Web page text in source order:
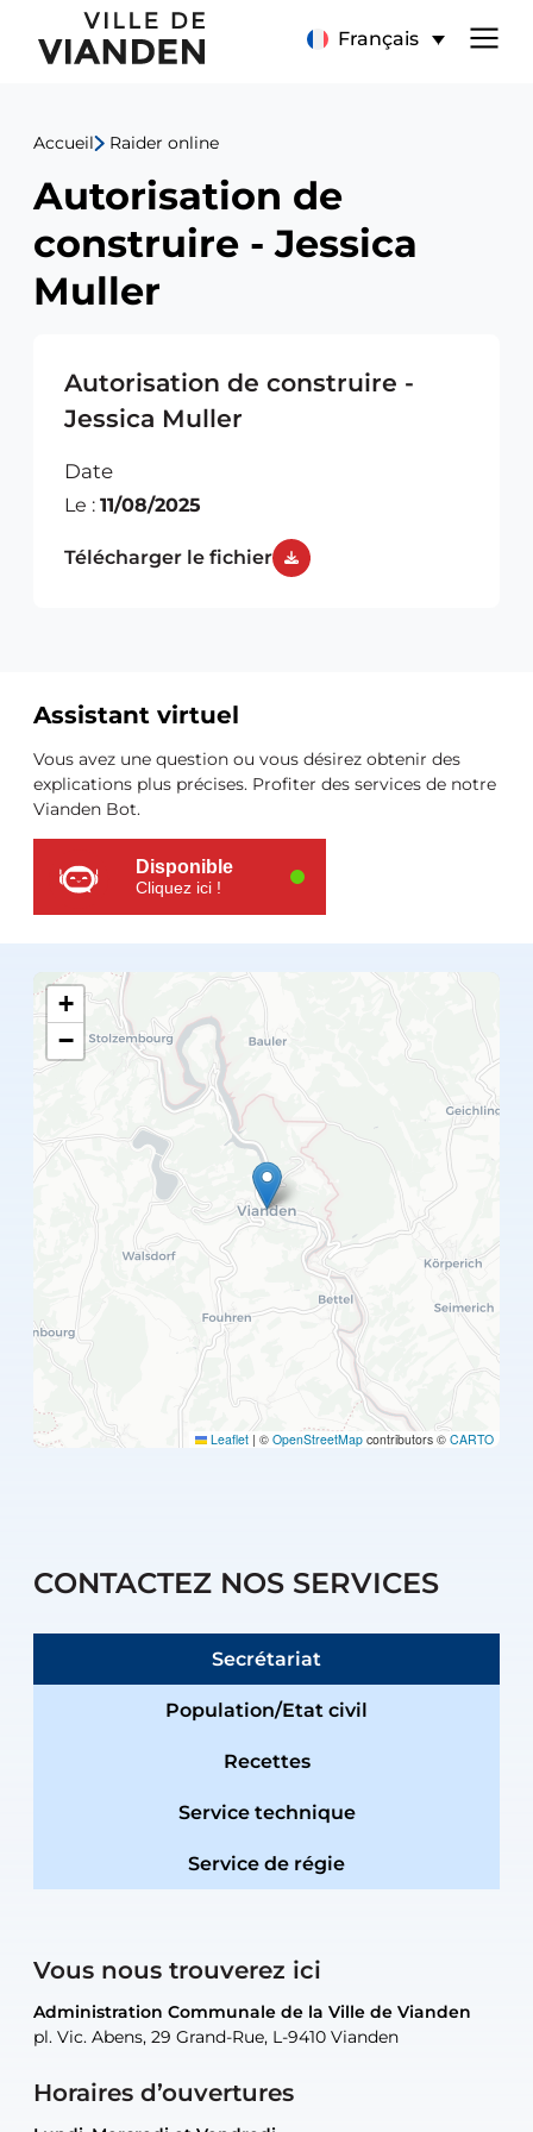
Autorisation
de
construire
Jessica
Muller
Français
Menu
navigation
principal
Accueil Raider online
Autorisation de
construire - Jessica
Muller
Autorisation de construire -
Jessica Muller
Date
Le : 11/08/2025
Télécharger le fichier
Ressources
supplémentaires
Assistant virtuel
Vous avez une question ou vous désirez obtenir des
explications plus précises. Profiter des services de notre
Vianden Bot.
Disponible
Cliquez ici !
+
−
Leaflet | © OpenStreetMap contributors © CARTO
CONTACTEZ NOS SERVICES
Secrétariat
Population/Etat civil
Recettes
Service technique
Service de régie
Vous nous trouverez ici
Administration Communale de la Ville de Vianden
pl. Vic. Abens, 29 Grand-Rue, L-9410 Vianden
Horaires d’ouvertures
Administration Communale de la Ville de Vianden
pl. Vic. Abens, 29 Grand-Rue, L-9410 Vianden
Administration Communale de la Ville de Vianden
pl. Vic. Abens, 29 Grand-Rue, L-9410 Vianden
Administration Communale de la Ville de Vianden
pl. Vic. Abens, 29 Grand-Rue, L-9410 Vianden
Atelier Communal de la Ville de Vianden
30, rue Neugarten, L-9422 Vianden